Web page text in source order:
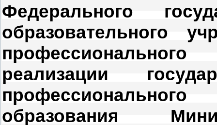
Федерального
образовательного
реализации
образования